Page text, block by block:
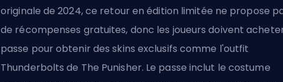
originale de 2024, ce retour en édition limitée ne propose
de récompenses gratuites, donc les joueurs doivent
passe pour obtenir des skins exclusifs comme l'outfit
Thunderbolts de The Punisher. Le passe inclut le costume